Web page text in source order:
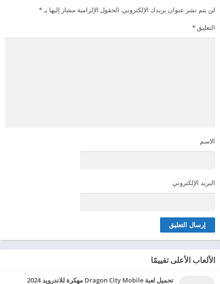
لن يتم نشر عنوان بريدك الإلكتروني. الحقول الإلزامية مشار إليها بـ*
التعليق*
الاسم
البريد الإلكتروني
الألعاب الأعلى تقييمًا
تحميل لعبة Dragon City Mobile مهكرة للاندرويد 2024